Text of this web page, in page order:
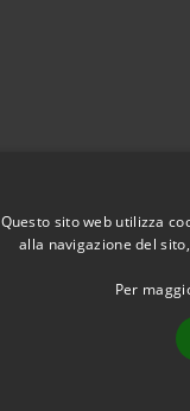
Questo sito web utilizza
alla navigazione del
Per